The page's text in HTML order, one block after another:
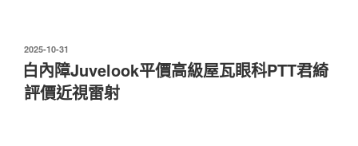
發
佈
於
2025-10-31
白內障Juvelook平價高級屋瓦眼科PTT君綺
評價近視雷射